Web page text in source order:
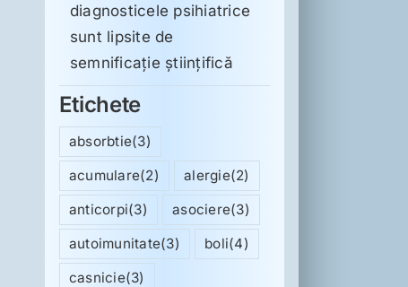
diagnosticele psihiatrice
sunt lipsite de
semnificație științifică
Etichete
absorbtie(3)
acumulare(2) alergie(2)
anticorpi(3) asociere(3)
autoimunitate(3) boli(4)
casnicie(3)